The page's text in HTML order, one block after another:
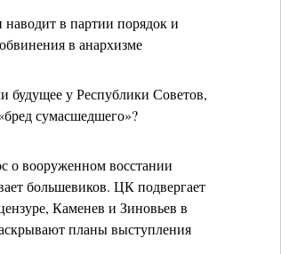
в партии порядок и
в анархизме
будущее у Республики Советов,
сумасшедшего»?
о вооруженном восстании
большевиков. ЦК подвергает
Каменев и Зиновьев в
планы выступления